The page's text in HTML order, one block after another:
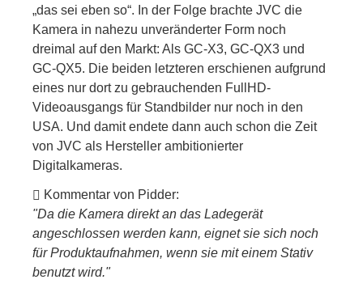
„das sei eben so“. In der Folge brachte JVC die
Kamera in nahezu unveränderter Form noch
dreimal auf den Markt: Als GC-X3, GC-QX3 und
GC-QX5. Die beiden letzteren erschienen aufgrund
eines nur dort zu gebrauchenden FullHD-
Videoausgangs für Standbilder nur noch in den
USA. Und damit endete dann auch schon die Zeit
von JVC als Hersteller ambitionierter
Digitalkameras.
Kommentar von Pidder:
"Da die Kamera direkt an das Ladegerät
angeschlossen werden kann, eignet sie sich noch
für Produktaufnahmen, wenn sie mit einem Stativ
benutzt wird."